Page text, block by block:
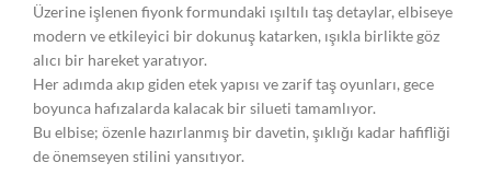
Üzerine işlenen fiyonk formundaki ışıltılı taş detaylar, elbiseye
modern ve etkileyici bir dokunuş katarken, ışıkla birlikte göz
alıcı bir hareket yaratıyor.
Her adımda akıp giden etek yapısı ve zarif taş oyunları, gece
boyunca hafızalarda kalacak bir silueti tamamlıyor.
Bu elbise; özenle hazırlanmış bir davetin, şıklığı kadar hafifliği
de önemseyen stilini yansıtıyor.